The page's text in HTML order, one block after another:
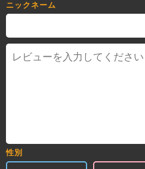
ニックネーム
性別